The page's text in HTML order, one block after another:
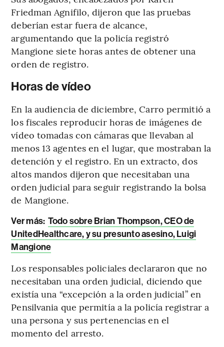
Friedman Agnifilo, dijeron que las pruebas
deberían estar fuera de alcance,
argumentando que la policía registró
Mangione siete horas antes de obtener una
orden de registro.
Horas de vídeo
En la audiencia de diciembre, Carro permitió a
los fiscales reproducir horas de imágenes de
vídeo tomadas con cámaras que llevaban al
menos 13 agentes en el lugar, que mostraban la
detención y el registro. En un extracto, dos
altos mandos dijeron que necesitaban una
orden judicial para seguir registrando la bolsa
de Mangione.
Ver más: Todo sobre Brian Thompson, CEO de
UnitedHealthcare, y su presunto asesino, Luigi
Mangione
Los responsables policiales declararon que no
necesitaban una orden judicial, diciendo que
existía una “excepción a la orden judicial” en
Pensilvania que permitía a la policía registrar a
una persona y sus pertenencias en el
momento del arresto.